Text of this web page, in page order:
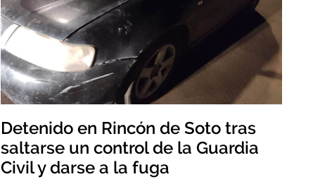
Detenido en Rincón de Soto tras
saltarse un control de la Guardia
Civil y darse a la fuga